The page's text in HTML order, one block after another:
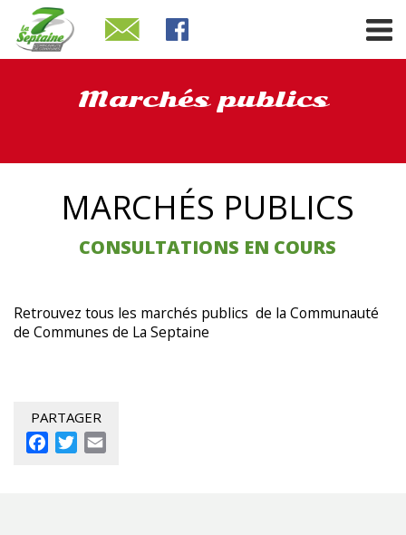
Marchés publics
MARCHÉS PUBLICS
CONSULTATIONS EN COURS
Retrouvez tous les marchés publics de la Communauté
de Communes de La Septaine
PARTAGER
FacebookTwitter